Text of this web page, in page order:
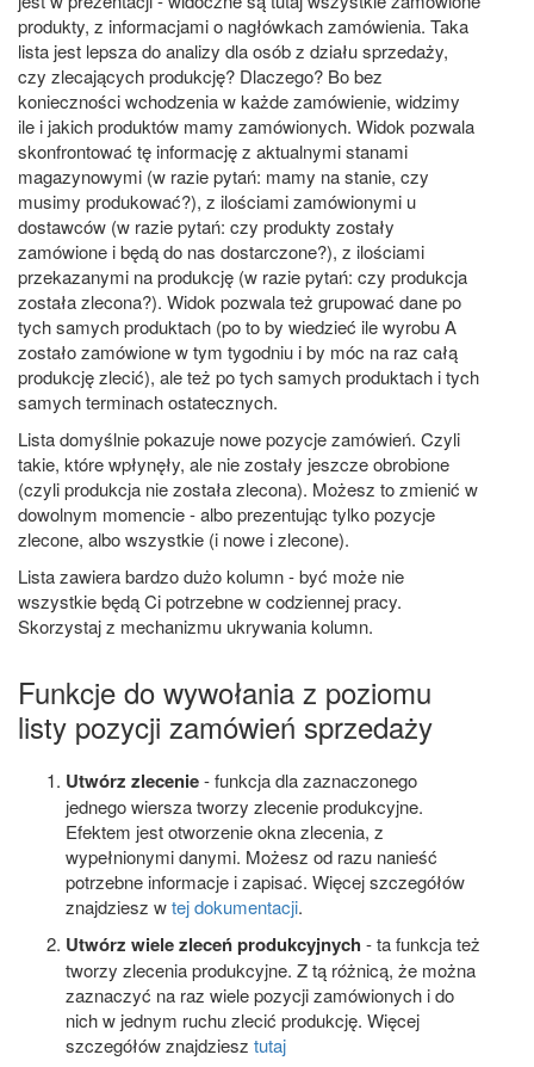
produkty, z informacjami o nagłówkach zamówienia. Taka
lista jest lepsza do analizy dla osób z działu sprzedaży,
czy zlecających produkcję? Dlaczego? Bo bez
konieczności wchodzenia w każde zamówienie, widzimy
ile i jakich produktów mamy zamówionych. Widok pozwala
skonfrontować tę informację z aktualnymi stanami
magazynowymi (w razie pytań: mamy na stanie, czy
musimy produkować?), z ilościami zamówionymi u
dostawców (w razie pytań: czy produkty zostały
zamówione i będą do nas dostarczone?), z ilościami
przekazanymi na produkcję (w razie pytań: czy produkcja
została zlecona?). Widok pozwala też grupować dane po
tych samych produktach (po to by wiedzieć ile wyrobu A
zostało zamówione w tym tygodniu i by móc na raz całą
produkcję zlecić), ale też po tych samych produktach i tych
samych terminach ostatecznych.
Lista domyślnie pokazuje nowe pozycje zamówień. Czyli
takie, które wpłynęły, ale nie zostały jeszcze obrobione
(czyli produkcja nie została zlecona). Możesz to zmienić w
dowolnym momencie - albo prezentując tylko pozycje
zlecone, albo wszystkie (i nowe i zlecone).
Lista zawiera bardzo dużo kolumn - być może nie
wszystkie będą Ci potrzebne w codziennej pracy.
Skorzystaj z mechanizmu ukrywania kolumn.
Funkcje do wywołania z poziomu
listy pozycji zamówień sprzedaży
Utwórz zlecenie- funkcja dla zaznaczonego
jednego wiersza tworzy zlecenie produkcyjne.
Efektem jest otworzenie okna zlecenia, z
wypełnionymi danymi. Możesz od razu nanieść
potrzebne informacje i zapisać. Więcej szczegółów
znajdziesz wtej dokumentacji.
Utwórz wiele zleceń produkcyjnych - ta funkcja też
tworzy zlecenia produkcyjne. Z tą różnicą, że można
zaznaczyć na raz wiele pozycji zamówionych i do
nich w jednym ruchu zlecić produkcję. Więcej
szczegółów znajdziesz tutaj